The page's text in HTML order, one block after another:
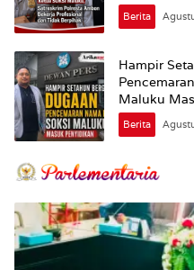
Berita
Hampir
Maluku
Berita